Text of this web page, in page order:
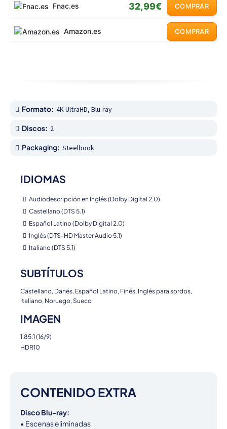
Fnac.es 32,99€ COMPRAR
Amazon.es COMPRAR
Formato: 4K UltraHD, Blu-ray
Discos: 2
Packaging: Steelbook
IDIOMAS
Audiodescripción en Inglés (Dolby Digital 2.0)
Castellano (DTS 5.1)
Español Latino (Dolby Digital 2.0)
Inglés (DTS-HD Master Audio 5.1)
Italiano (DTS 5.1)
SUBTÍTULOS
Castellano, Danés, Español Latino, Finés, Inglés para sordos,
Italiano, Noruego, Sueco
IMAGEN
1.85:1 (16/9)
HDR10
CONTENIDO EXTRA
Disco Blu-ray:
• Escenas eliminadas